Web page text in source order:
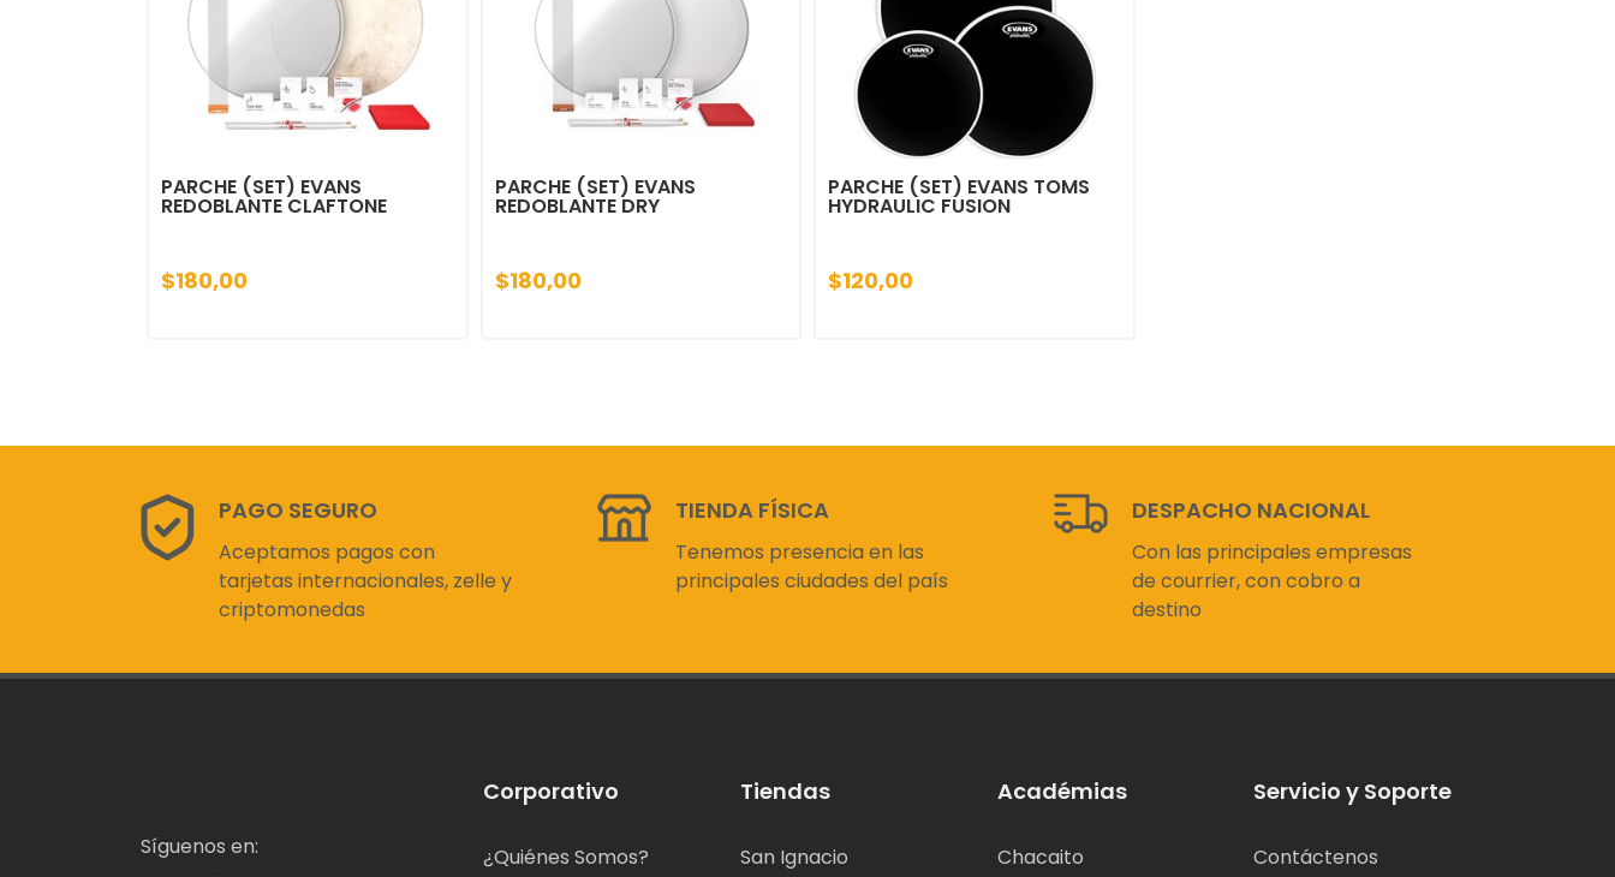
PARCHE (SET) EVANS
REDOBLANTE CLAFTONE
$180,00
PARCHE (SET) EVANS
REDOBLANTE DRY
$180,00
PARCHE (SET) EVANS TOMS
HYDRAULIC FUSION
$120,00
PAGO SEGURO
Aceptamos pagos con
tarjetas internacionales, zelle y
criptomonedas
TIENDA FÍSICA
Tenemos presencia en las
principales ciudades del país
DESPACHO NACIONAL
Con las principales empresas
de courrier, con cobro a
destino
Síguenos en:
Corporativo
¿Quiénes Somos?
Tiendas
San Ignacio
Académias
Chacaito
Servicio y Soporte
Contáctenos